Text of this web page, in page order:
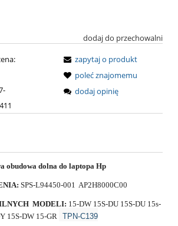
dodaj do przechowalni
zapytaj o produkt
poleć znajomemu
dodaj opinię
obudowa dolna do laptopa Hp
SPS-L94450-001 AP2H8000C00
MODELI: 15-DW 15S-DU 15S-DU 15s-
15S-DW 15-GR TPN-C139